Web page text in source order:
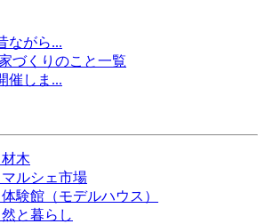
ながら...
づくりのこと一覧
催しま...
木
ルシェ市場
験館（モデルハウス）
と暮らし